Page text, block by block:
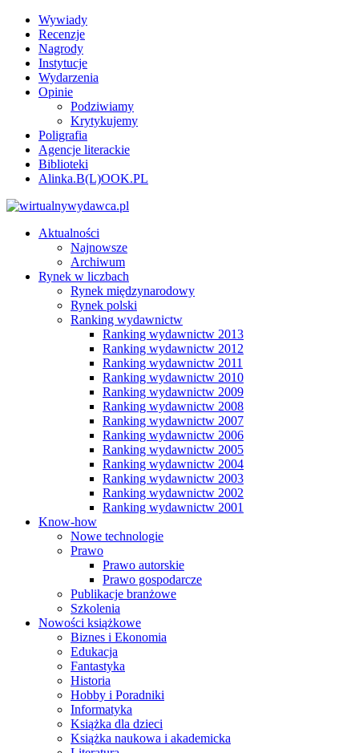
Wywiady
Recenzje
Nagrody
Instytucje
Wydarzenia
Opinie
Podziwiamy
Krytykujemy
Poligrafia
Agencje literackie
Biblioteki
Alinka.B(L)OOK.PL
Aktualności
Najnowsze
Archiwum
Rynek w liczbach
Rynek międzynarodowy
Rynek polski
Ranking wydawnictw
Ranking wydawnictw 2013
Ranking wydawnictw 2012
Ranking wydawnictw 2011
Ranking wydawnictw 2010
Ranking wydawnictw 2009
Ranking wydawnictw 2008
Ranking wydawnictw 2007
Ranking wydawnictw 2006
Ranking wydawnictw 2005
Ranking wydawnictw 2004
Ranking wydawnictw 2003
Ranking wydawnictw 2002
Ranking wydawnictw 2001
Know-how
Nowe technologie
Prawo
Prawo autorskie
Prawo gospodarcze
Publikacje branżowe
Szkolenia
Nowości książkowe
Biznes i Ekonomia
Edukacja
Fantastyka
Historia
Hobby i Poradniki
Informatyka
Książka dla dzieci
Książka naukowa i akademicka